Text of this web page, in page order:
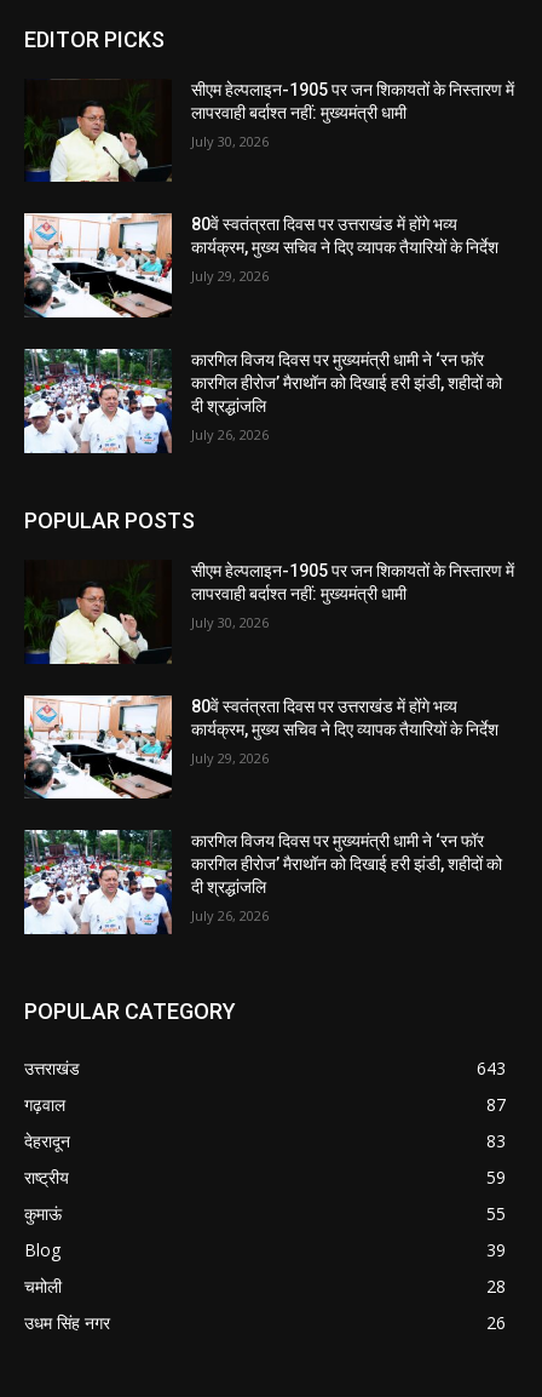
EDITOR PICKS
सीएम हेल्पलाइन-1905 पर जन शिकायतों के निस्तारण में
लापरवाही बर्दाश्त नहीं: मुख्यमंत्री धामी
July 30, 2026
80वें स्वतंत्रता दिवस पर उत्तराखंड में होंगे भव्य
कार्यक्रम, मुख्य सचिव ने दिए व्यापक तैयारियों के निर्देश
July 29, 2026
कारगिल विजय दिवस पर मुख्यमंत्री धामी ने ‘रन फॉर
कारगिल हीरोज’ मैराथॉन को दिखाई हरी झंडी, शहीदों को
दी श्रद्धांजलि
July 26, 2026
POPULAR POSTS
सीएम हेल्पलाइन-1905 पर जन शिकायतों के निस्तारण में
लापरवाही बर्दाश्त नहीं: मुख्यमंत्री धामी
July 30, 2026
80वें स्वतंत्रता दिवस पर उत्तराखंड में होंगे भव्य
कार्यक्रम, मुख्य सचिव ने दिए व्यापक तैयारियों के निर्देश
July 29, 2026
कारगिल विजय दिवस पर मुख्यमंत्री धामी ने ‘रन फॉर
कारगिल हीरोज’ मैराथॉन को दिखाई हरी झंडी, शहीदों को
दी श्रद्धांजलि
July 26, 2026
POPULAR CATEGORY
उत्तराखंड
643
गढ़वाल
87
देहरादून
83
राष्ट्रीय
59
कुमाऊं
55
Blog
39
चमोली
28
उधम सिंह नगर
26